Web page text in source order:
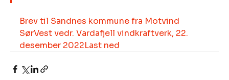
Brev til Sandnes kommune fra Motvind
SørVest vedr. Vardafjell vindkraftverk, 22.
desember 2022Last ned